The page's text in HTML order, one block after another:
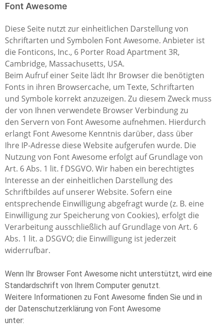
Font Awesome
Diese Seite nutzt zur einheitlichen Darstellung von
Schriftarten und Symbolen Font Awesome. Anbieter ist
die Fonticons, Inc., 6 Porter Road Apartment 3R,
Cambridge, Massachusetts, USA.
Beim Aufruf einer Seite lädt Ihr Browser die benötigten
Fonts in ihren Browsercache, um Texte, Schriftarten
und Symbole korrekt anzuzeigen. Zu diesem Zweck muss
der von Ihnen verwendete Browser Verbindung zu
den Servern von Font Awesome aufnehmen. Hierdurch
erlangt Font Awesome Kenntnis darüber, dass über
Ihre IP-Adresse diese Website aufgerufen wurde. Die
Nutzung von Font Awesome erfolgt auf Grundlage von
Art. 6 Abs. 1 lit. f DSGVO. Wir haben ein berechtigtes
Interesse an der einheitlichen Darstellung des
Schriftbildes auf unserer Website. Sofern eine
entsprechende Einwilligung abgefragt wurde (z. B. eine
Einwilligung zur Speicherung von Cookies), erfolgt die
Verarbeitung ausschließlich auf Grundlage von Art. 6
Abs. 1 lit. a DSGVO; die Einwilligung ist jederzeit
widerrufbar.
Wenn Ihr Browser Font Awesome nicht unterstützt, wird eine
Standardschrift von Ihrem Computer genutzt.
Weitere Informationen zu Font Awesome finden Sie und in
der Datenschutzerklärung von Font Awesome
unter: